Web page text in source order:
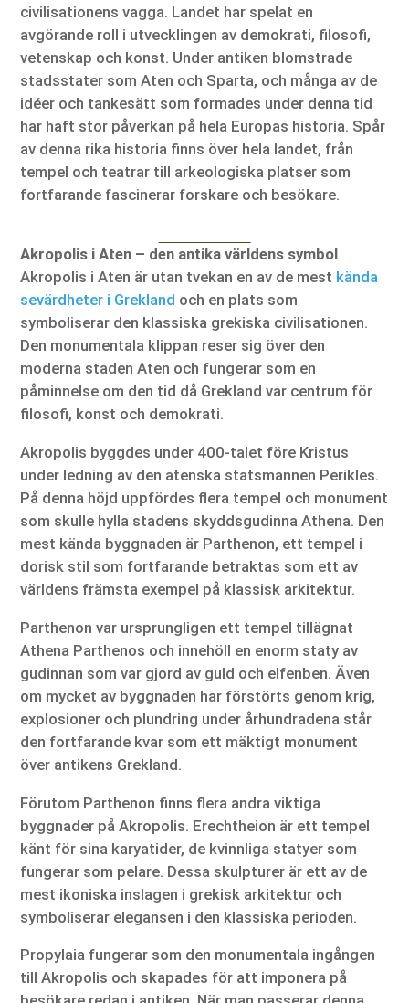
civilisationens vagga. Landet har spelat en
avgörande roll i utvecklingen av demokrati, filosofi,
vetenskap och konst. Under antiken blomstrade
stadsstater som Aten och Sparta, och många av de
idéer och tankesätt som formades under denna tid
har haft stor påverkan på hela Europas historia. Spår
av denna rika historia finns över hela landet, från
tempel och teatrar till arkeologiska platser som
fortfarande fascinerar forskare och besökare.
Akropolis i Aten – den antika världens symbol
Akropolis i Aten är utan tvekan en av de mest kända
sevärdheter i Grekland och en plats som
symboliserar den klassiska grekiska civilisationen.
Den monumentala klippan reser sig över den
moderna staden Aten och fungerar som en
påminnelse om den tid då Grekland var centrum för
filosofi, konst och demokrati.
Akropolis byggdes under 400-talet före Kristus
under ledning av den atenska statsmannen Perikles.
På denna höjd uppfördes flera tempel och monument
som skulle hylla stadens skyddsgudinna Athena. Den
mest kända byggnaden är Parthenon, ett tempel i
dorisk stil som fortfarande betraktas som ett av
världens främsta exempel på klassisk arkitektur.
Parthenon var ursprungligen ett tempel tillägnat
Athena Parthenos och innehöll en enorm staty av
gudinnan som var gjord av guld och elfenben. Även
om mycket av byggnaden har förstörts genom krig,
explosioner och plundring under århundradena står
den fortfarande kvar som ett mäktigt monument
över antikens Grekland.
Förutom Parthenon finns flera andra viktiga
byggnader på Akropolis. Erechtheion är ett tempel
känt för sina karyatider, de kvinnliga statyer som
fungerar som pelare. Dessa skulpturer är ett av de
mest ikoniska inslagen i grekisk arkitektur och
symboliserar elegansen i den klassiska perioden.
Propylaia fungerar som den monumentala ingången
till Akropolis och skapades för att imponera på